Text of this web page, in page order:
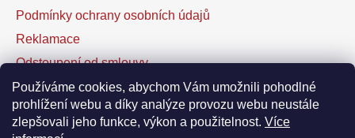
Používáme cookies, abychom Vám umožnili pohodlné
prohlížení webu a díky analýze provozu webu neustále
zlepšovali jeho funkce, výkon a použitelnost. Více
Podmínky ochrany osobních údajů
Reklamace
Odstoupení od smlouvy
Kontaktní formulář